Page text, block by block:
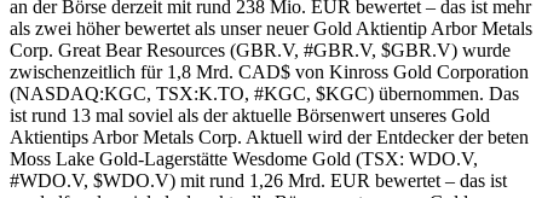
an der Börse derzeit mit rund 238 Mio. EUR bewertet – das ist mehr
als zwei höher bewertet als unser neuer Gold Aktientip Arbor Metals
Corp. Great Bear Resources (GBR.V, #GBR.V, $GBR.V) wurde
zwischenzeitlich für 1,8 Mrd. CAD$ von Kinross Gold Corporation
(NASDAQ:KGC, TSX:K.TO, #KGC, $KGC) übernommen. Das
ist rund 13 mal soviel als der aktuelle Börsenwert unseres Gold
Aktientips Arbor Metals Corp. Aktuell wird der Entdecker der beten
Moss Lake Gold-Lagerstätte Wesdome Gold (TSX: WDO.V,
#WDO.V, $WDO.V) mit rund 1,26 Mrd. EUR bewertet – das ist